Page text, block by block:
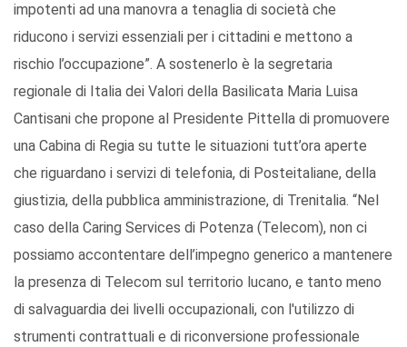
impotenti ad una manovra a tenaglia di società che
riducono i servizi essenziali per i cittadini e mettono a
rischio l’occupazione”. A sostenerlo è la segretaria
regionale di Italia dei Valori della Basilicata Maria Luisa
Cantisani che propone al Presidente Pittella di promuovere
una Cabina di Regia su tutte le situazioni tutt’ora aperte
che riguardano i servizi di telefonia, di Posteitaliane, della
giustizia, della pubblica amministrazione, di Trenitalia. “Nel
caso della Caring Services di Potenza (Telecom), non ci
possiamo accontentare dell’impegno generico a mantenere
la presenza di Telecom sul territorio lucano, e tanto meno
di salvaguardia dei livelli occupazionali, con l'utilizzo di
strumenti contrattuali e di riconversione professionale